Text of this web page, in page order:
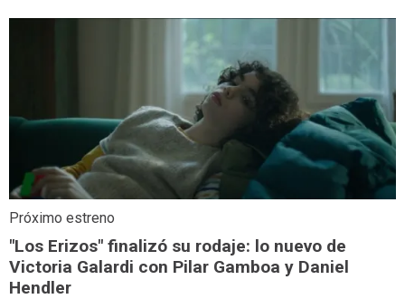
Próximo estreno
"Los Erizos" finalizó su rodaje: lo nuevo de
Victoria Galardi con Pilar Gamboa y Daniel
Hendler